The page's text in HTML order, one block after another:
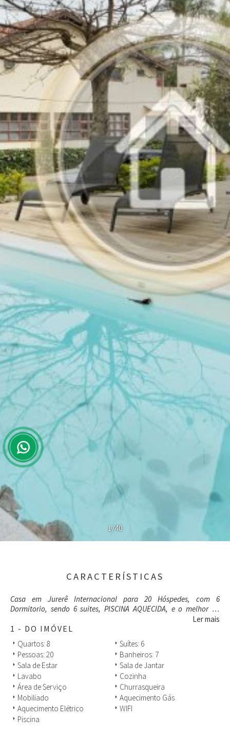
1/40
CARACTERÍSTICAS
Casa em Jurerê Internacional para 20 Hóspedes, com 6
Dormitorio, sendo 6 suites, PISCINA AQUECIDA, e o melhor de
tudo, a poucos passos do Mar e ao lado do Open Shopping, o
centro Gastronômico e Comercial de Jurerê.
CAPACIDADE DE HÓSPEDES: 20 PESSOAS
TOTAL DE CÔMODOS:
- 8 Quartos, sendo 7 Suítes
- 7 banheiros completos
- 1 lavabo
- 7 camas Queen
- 6 camas de solteiro
Ler mais
1 - DO IMÓVEL
arrow_right Quartos: 8 arrow_right Suítes: 6
arrow_right Pessoas: 20 arrow_right Banheiros: 7
arrow_right Sala de Estar arrow_right Sala de Jantar
arrow_right Lavabo arrow_right Cozinha
arrow_right Área de Serviço arrow_right Churrasqueira
arrow_right Mobiliado arrow_right Aquecimento Gás
arrow_right Aquecimento Elétrico arrow_right WIFI
arrow_right Piscina